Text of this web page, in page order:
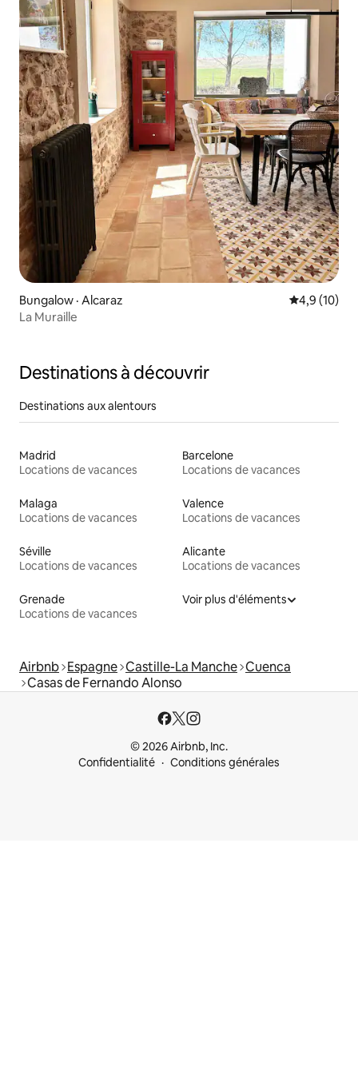
Bungalow · Alcaraz Note
4,9 (10)
La Muraille
Destinations à découvrir
Destinations aux alentours
Madrid
Locations de vacances
Barcelone
Locations de vacances
Malaga
Locations de vacances
Valence
Locations de vacances
Séville
Locations de vacances
Alicante
Locations de vacances
Grenade
Locations de vacances
Voir plus d'éléments
Airbnb Espagne Castille-La Manche Cuenca
Casas de Fernando Alonso
© 2026 Airbnb, Inc.
Confidentialité
Conditions générales